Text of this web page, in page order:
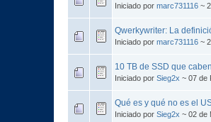
Iniciado por marc731116 ~
Qwerkywriter: La
Iniciado por marc731116 ~
10 TB de SSD que
Iniciado por Sieg2x ~ 07 de
Qué es y qué no es el
Iniciado por Sieg2x ~ 02 de